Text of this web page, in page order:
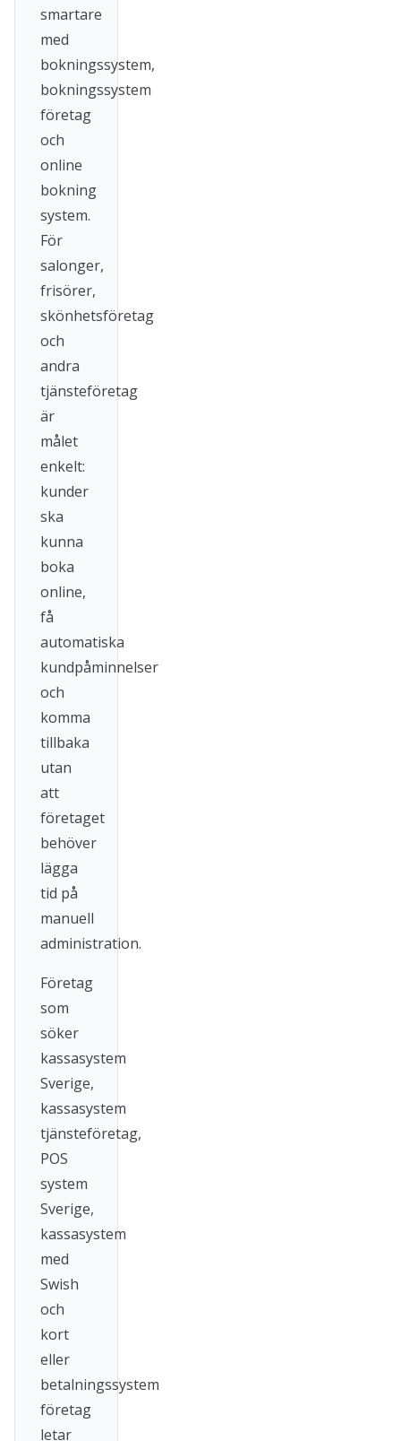
smartare
med
bokningssystem,
bokningssystem
företag
och
online
bokning
system.
För
salonger,
frisörer,
skönhetsföretag
och
andra
tjänsteföretag
är
målet
enkelt:
kunder
ska
kunna
boka
online,
få
automatiska
kundpåminnelser
och
komma
tillbaka
utan
att
företaget
behöver
lägga
tid på
manuell
administration.
Företag
som
söker
kassasystem
Sverige,
kassasystem
tjänsteföretag,
POS
system
Sverige,
kassasystem
med
Swish
och
kort
eller
betalningssystem
företag
letar